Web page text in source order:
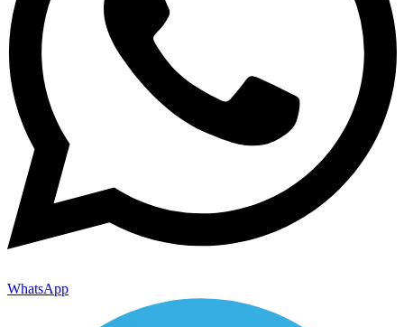
WhatsApp